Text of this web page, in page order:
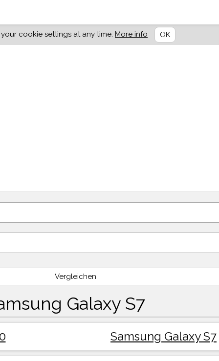
cookie settings at any time. More info OK
Vergleichen
Galaxy S7
Samsung Galaxy S7